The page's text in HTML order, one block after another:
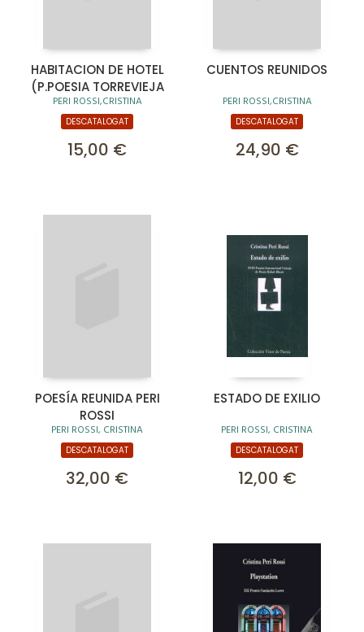
HABITACION DE HOTEL
(P.POESIA TORREVIEJA
PERI ROSSI,CRISTINA
DESCATALOGAT
15,00 €
CUENTOS REUNIDOS
PERI ROSSI,CRISTINA
DESCATALOGAT
24,90 €
POESÍA REUNIDA PERI
ROSSI
PERI ROSSI, CRISTINA
DESCATALOGAT
32,00 €
ESTADO DE EXILIO
PERI ROSSI, CRISTINA
DESCATALOGAT
12,00 €